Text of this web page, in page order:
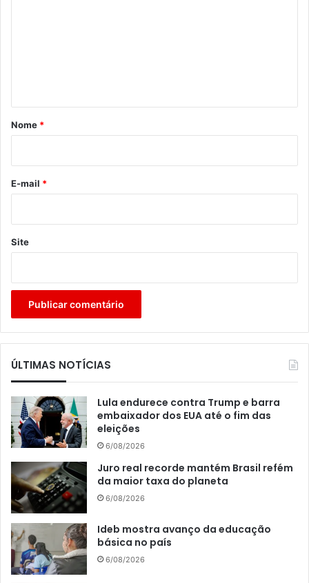
r
*
Nome *
E-mail *
Site
ÚLTIMAS NOTÍCIAS
Lula endurece contra Trump e barra
embaixador dos EUA até o fim das
eleições
6/08/2026
Juro real recorde mantém Brasil refém
da maior taxa do planeta
6/08/2026
Ideb mostra avanço da educação
básica no país
6/08/2026